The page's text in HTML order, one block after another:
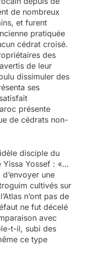
de nombreux
et furent
pratiquée
cédrat croisé.
des
de leur
dissimuler des
ses
présente
de cédrats non-
disciple du
Yissa Yossef : «…
une
cultivés sur
n’ont pas de
ne fut décelé
avec
t-il, subi des
ce type